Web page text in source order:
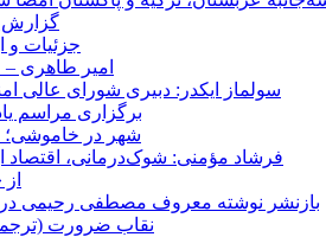
گزارش
جزئیات و
امیر طاهری
سولماز ایکدر: دبیری شورای عالی
برگزاری مراسم
شهر در خاموشی؛
فرشاد مؤمنی: شوک‌درمانی، اقتصاد
بازنشر نوشته معروف مصطفی رحیمی در
نقاب ضرورت